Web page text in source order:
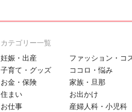
カテゴリー一覧
妊娠・出産
子育て・グッズ
お金・保険
住まい
お仕事
ファッション・コ
ココロ・悩み
家族・旦那
お出かけ
産婦人科・小児科